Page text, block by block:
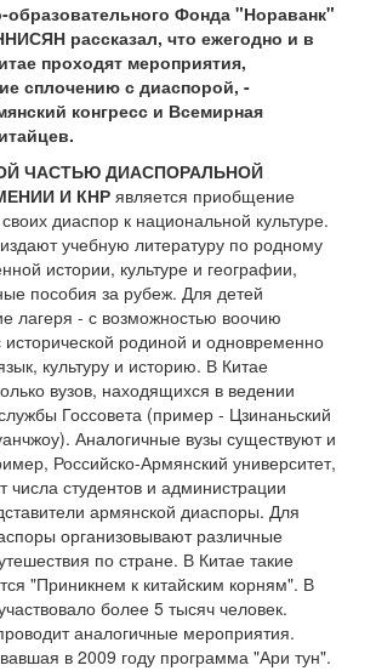
образовательного Фонда "Нораванк"
рассказал, что ежегодно и в
проходят мероприятия,
сплочению с диаспорой, -
конгресс и Всемирная
ЧАСТЬЮ ДИАСПОРАЛЬНОЙ
И КНР является приобщение
диаспор к национальной культуре.
учебную литературу по родному
истории, культуре и географии,
пособия за рубеж. Для детей
лагеря - с возможностью воочию
исторической родиной и одновременно
культуру и историю. В Китае
вузов, находящихся в ведении
Госсовета (пример - Цзинаньский
Аналогичные вузы существуют и
Российско-Армянский университет,
числа студентов и администрации
армянской диаспоры. Для
организовывают различные
по стране. В Китае такие
"Приникнем к китайским корням". В
более 5 тысяч человек.
аналогичные мероприятия.
в 2009 году программа "Ари тун".